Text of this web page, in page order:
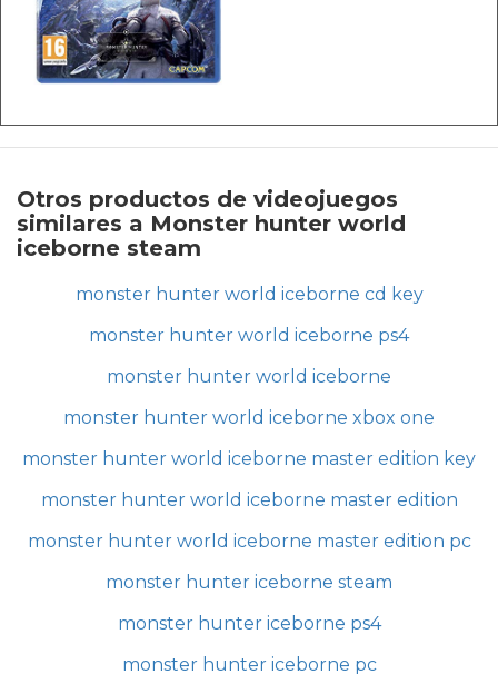
Otros productos de videojuegos
similares a Monster hunter world
iceborne steam
monster hunter world iceborne cd key
monster hunter world iceborne ps4
monster hunter world iceborne
monster hunter world iceborne xbox one
monster hunter world iceborne master edition key
monster hunter world iceborne master edition
monster hunter world iceborne master edition pc
monster hunter iceborne steam
monster hunter iceborne ps4
monster hunter iceborne pc